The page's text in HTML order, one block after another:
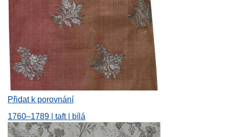
Přidat k porovnání
1760–1789 | taft | bílá